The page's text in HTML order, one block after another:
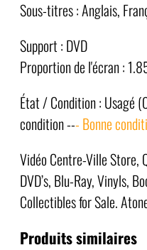
Sous-titres : Anglais,
Support : DVD
Proportion de l'écran :
État / Condition : Usagé
condition --- Bonne
Vidéo Centre-Ville Store,
DVD’s, Blu-Ray, Vinyls,
Collectibles for Sale.
Produits similaires